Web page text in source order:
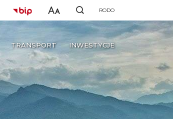
RODO
TRANSPORT INWESTYCJE